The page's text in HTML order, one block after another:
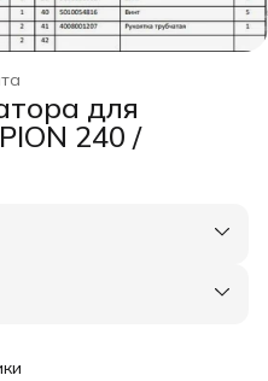
для инструмента
для
240 /